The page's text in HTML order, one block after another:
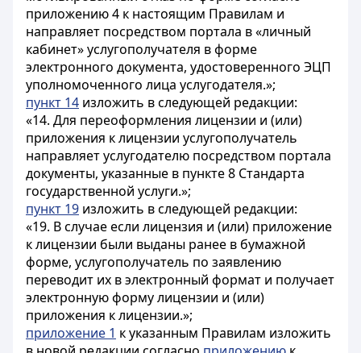
приложению 4 к настоящим Правилам и
направляет посредством портала в «личный
кабинет» услугополучателя в форме
электронного документа, удостоверенного ЭЦП
уполномоченного лица услугодателя.»;
пункт 14 изложить в следующей редакции:
«14. Для переоформления лицензии и (или)
приложения к лицензии услугополучатель
направляет услугодателю посредством портала
документы, указанные в пункте 8 Стандарта
государственной услуги.»;
пункт 19 изложить в следующей редакции:
«19. В случае если лицензия и (или) приложение
к лицензии были выданы ранее в бумажной
форме, услугополучатель по заявлению
переводит их в электронный формат и получает
электронную форму лицензии и (или)
приложения к лицензии.»;
приложение 1 к указанным Правилам изложить